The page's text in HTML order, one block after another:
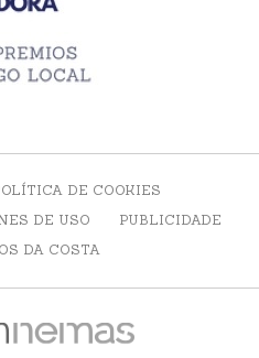
DE COOKIES
DE USO
PUBLICIDADE
DA COSTA